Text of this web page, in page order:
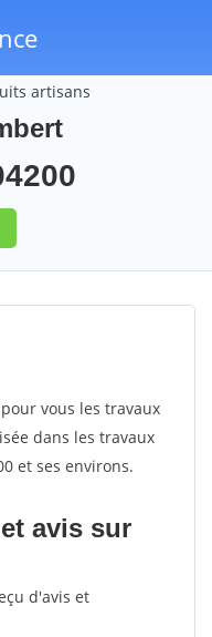
artisans
vous les travaux
dans les travaux
et ses environs.
avis sur
d'avis et